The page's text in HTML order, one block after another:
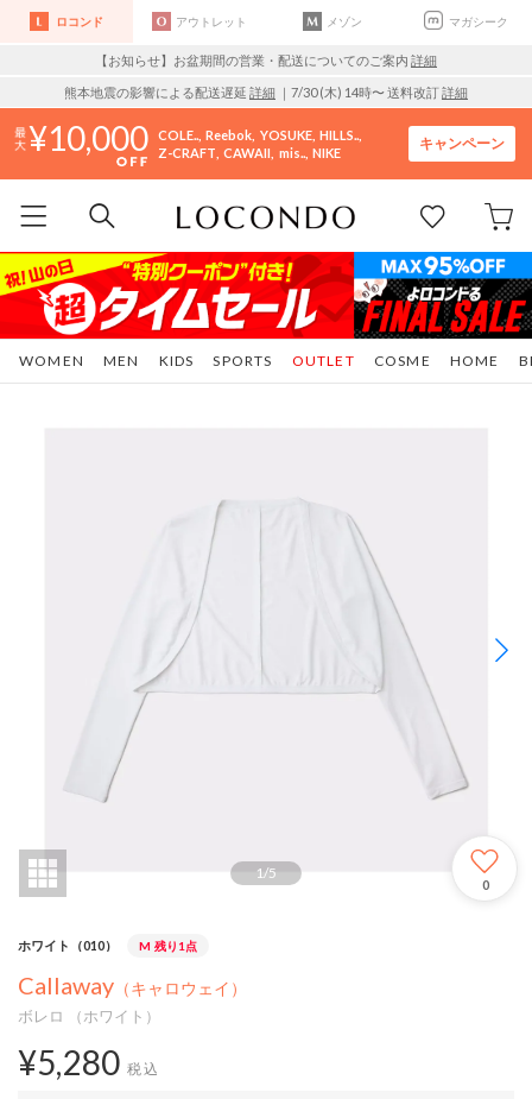
ロコンド アウトレット メゾン マガシーク
【お知らせ】お盆期間の営業・配送についてのご案内 詳細
熊本地震の影響による配送遅延 詳細 ｜7/30 (木) 14時〜 送料改訂詳細
10,000 COLE.. Reebok YOSUKE HILLS..
Z-CRAFT CAWAII mis.. NIKE
キャンペーン
WOMEN MEN KIDS SPORTS COSME HOME
OUTLET
1/5
0
ホワイト（010） M 残り1点
Callaway （キャロウェイ）
ボレロ （ホワイト）
¥5,280 税込